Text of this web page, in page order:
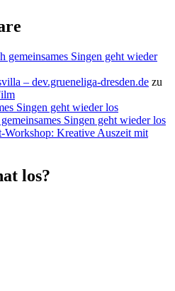
gemeinsames Singen geht wieder
– dev.grueneliga-dresden.de zu
Singen geht wieder los
Singen geht wieder los
Workshop: Kreative Auszeit mit
los?